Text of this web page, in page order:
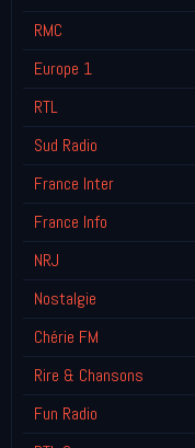
RMC
Europe 1
RTL
Sud Radio
France Inter
France Info
NRJ
Nostalgie
Chérie FM
Rire & Chansons
Fun Radio